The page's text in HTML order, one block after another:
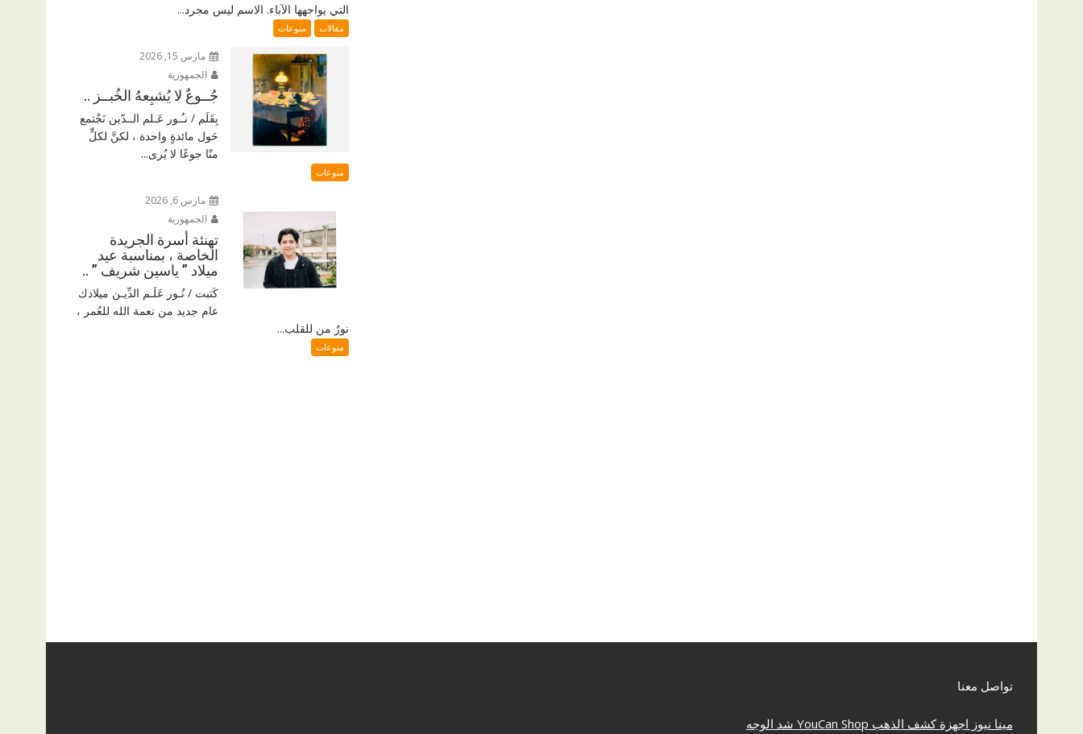
التي يواجهها الآباء. الاسم ليس مجرد...
مقالات منوعات
مارس 15, 2026
الجمهورية
جُــوعٌ لا يُشبِعهُ الخُبــز ..
بِقَلَم / نـُـور عَـلم الــدّين نَجْتمع
حَول مائدةٍ واحدة ، لكنَّ لكلٍّ
منّا جوعًا لا يُرى...
منوعات
مارس 6, 2026
الجمهورية
تهنئة أسرة الجريدة
الخاصة ، بمناسبة عيد
ميلاد ” ياسين شريف ” ..
كَتبت / نُـور عَلَـم الدِّيـن ميلادك
عام جديد من نعمة الله للعُمر ،
نورٌ من للقلب...
منوعات
تواصل معنا
مينا نيوز اجهزة كشف الذهب YouCan Shop شد الوجه